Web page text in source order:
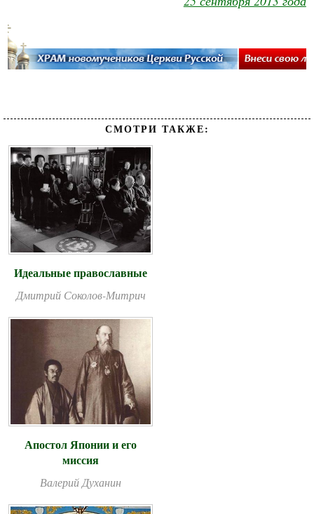
СМОТРИ ТАКЖЕ:
Идеальные православные
Дмитрий Соколов-Митрич
Апостол Японии и его
миссия
Валерий Духанин